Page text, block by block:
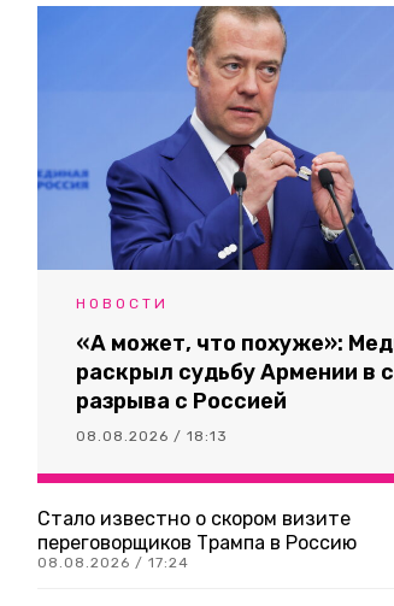
НОВОСТИ
«А может, что похуже»:
раскрыл судьбу Армении в
разрыва с Россией
08.08.2026 / 18:13
Стало известно о скором визите
переговорщиков Трампа в Россию
08.08.2026 / 17:24